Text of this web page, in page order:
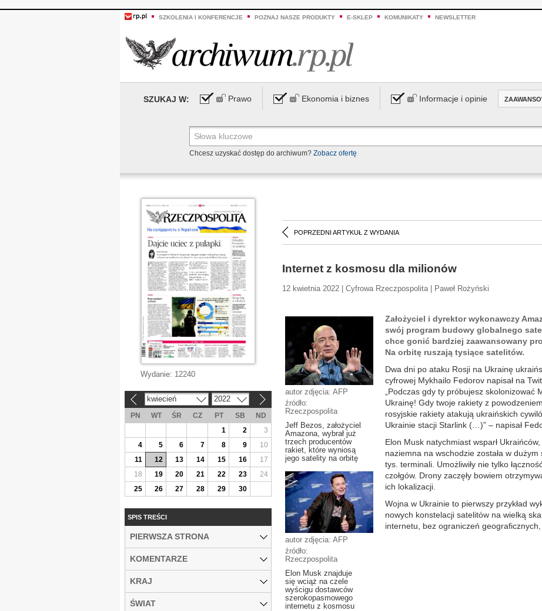
SZKOLENIA I KONFERENCJE POZNAJ NASZE PRODUKTY E-SKLEP KOMUNIKATY NEWSLETTER
SZUKAJ W: Prawo Ekonomia i biznes Informacje i opinie
Chcesz uzyskać dostęp do archiwum? Zobacz ofertę
POPRZEDNI ARTYKUŁ Z WYDANIA
Internet z kosmosu dla milionów
12 kwietnia 2022 | Cyfrowa Rzeczpospolita | Paweł Rożyński
autor zdjęcia: AFP
źródło:
Rzeczpospolita
Jeff Bezos, założyciel
Amazona, wybrał już
trzech producentów
rakiet, które wyniosą
jego satelity na orbitę
autor zdjęcia: AFP
źródło:
Rzeczpospolita
Elon Musk znajduje
się wciąż na czele
wyścigu dostawców
szerokopasmowego
internetu z kosmosu
Założyciel i dyrektor wykonawczy
swój program budowy globalnego
chce gonić bardziej zaawansowany
Na orbitę ruszają tysiące satelitów.
Dwa dni po ataku Rosji na Ukrainę
cyfrowej Mykhailo Fedorov napisał na
„Podczas gdy ty próbujesz skolonizować
Ukrainę! Gdy twoje rakiety z
rosyjskie rakiety atakują ukraińskich
Ukrainie stacji Starlink (…)” – napisał
Elon Musk natychmiast wsparł
naziemna na wschodzie została w
tys. terminali. Umożliwiły nie tylko
czołgów. Drony zaczęły bowiem
ich lokalizacji.
Wojna w Ukrainie to pierwszy przykład
nowych konstelacji satelitów na wielką
internetu, bez ograniczeń geograficznych,
Wydanie: 12240
kwiecień 2022
PN WT ŚR CZ PT SB
ND
1
2
3
4
5 6 7 8 9
10
11
12 13 14 15 16
17
18
19 20 21 22 23
24
25
26 27 28 29 30
SPIS TREŚCI
PIERWSZA STRONA
KOMENTARZE
KRAJ
ŚWIAT